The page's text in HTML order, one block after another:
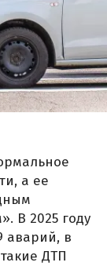
а ее
В 2025 году
аварий, в
ДТП